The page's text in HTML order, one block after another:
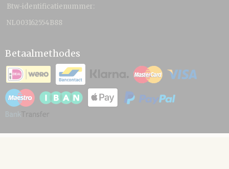
Btw-identificatienummer:
NL003162554B88
Betaalmethodes